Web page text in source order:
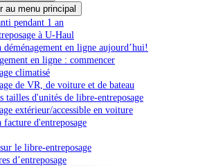
au menu principal
pendant 1 an
à U-Haul
déménagement en ligne aujourd’hui!
en ligne : commencer
climatisé
de VR, de voiture et de bateau
tailles d'unités de libre-entreposage
extérieur/accessible en voiture
facture d'entreposage
le libre-entreposage
d’entreposage